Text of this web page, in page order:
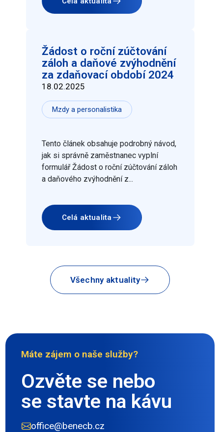
Žádost o roční zúčtování
záloh a daňové zvýhodnění
za zdaňovací období 2024
18.02.2025
Mzdy a personalistika
Tento článek obsahuje podrobný návod,
jak si správně zaměstnanec vyplní
formulář Žádost o roční zúčtování záloh
a daňového zvýhodnění z...
Celá aktualita
Všechny aktuality
Máte zájem o naše služby?
Ozvěte se nebo
se stavte na kávu
office@benecb.cz